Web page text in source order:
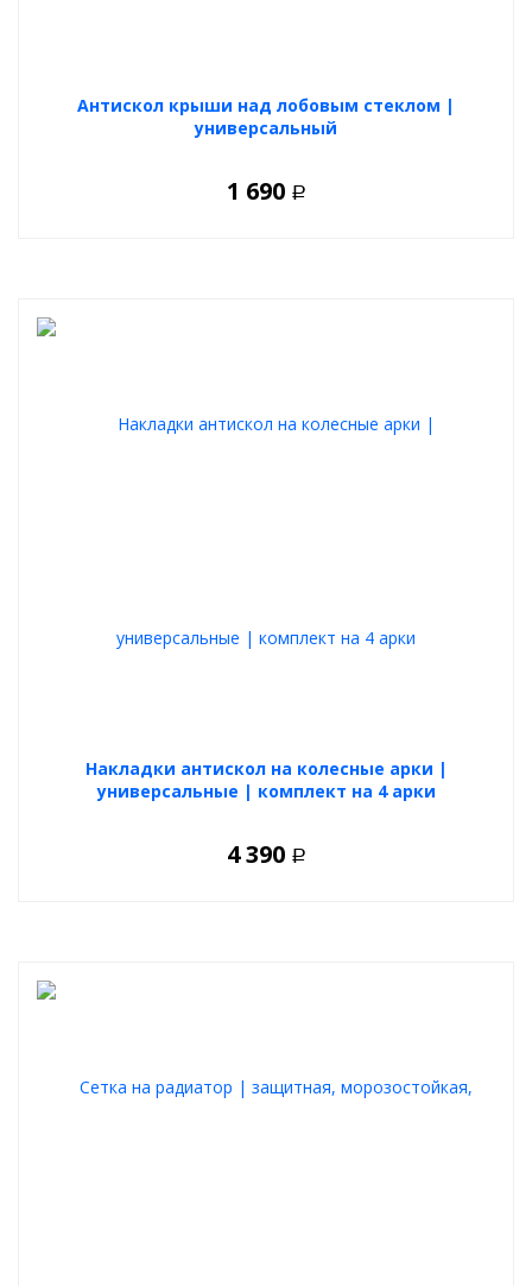
Антискол крыши над лобовым стеклом |
универсальный
1 690 Р
Накладки антискол на колесные арки |
универсальные | комплект на 4 арки
4 390 Р